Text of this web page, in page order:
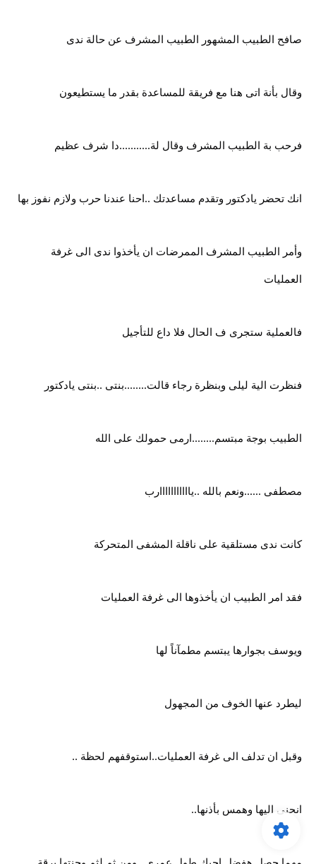
صافح الطبيب المشهور الطبيب المشرف عن حالة ندى
وقال بأنة اتى هنا مع فريقة للمساعدة بقدر ما يستطيعون
فرحب بة الطبيب المشرف وقال لة...........دا شرف عظيم
انك تحضر يادكتور وتقدم مساعدتك ..احنا عندنا حرب ولازم نفوز بها
وأمر الطبيب المشرف الممرضات ان يأخذوا ندى الى غرفة
العمليات
فالعملية ستجرى ف الحال فلا داع للتأجيل
فنظرت الية ليلى وبنظرة رجاء قالت........بنتى ..بنتى يادكتور
الطبيب بوجة مبتسم........ارمى حمولك على الله
مصطفى ......ونعم بالله ..يااااااااااارب
كانت ندى مستلقية على ناقلة المشفى المتحركة
فقد امر الطبيب ان يأخذوها الى غرفة العمليات
ويوسف بجوارها يبتسم مطمآناً لها
ليطرد عنها الخوف من المجهول
وقبل ان تدلف الى غرفة العمليات..استوقفهم لحظة ..
انحنى اليها وهمس بأذنها..